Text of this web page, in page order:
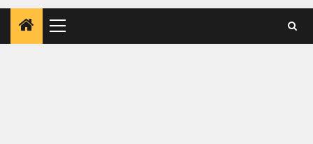
Primary
Menu